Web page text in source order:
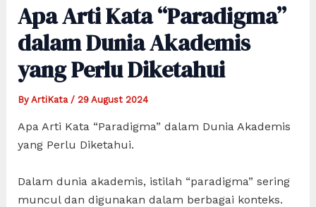
Apa Arti Kata “Paradigma”
dalam Dunia Akademis
yang Perlu Diketahui
By ArtiKata / 29 August 2024
Apa Arti Kata “Paradigma” dalam Dunia Akademis
yang Perlu Diketahui.
Dalam dunia akademis, istilah “paradigma” sering
muncul dan digunakan dalam berbagai konteks.